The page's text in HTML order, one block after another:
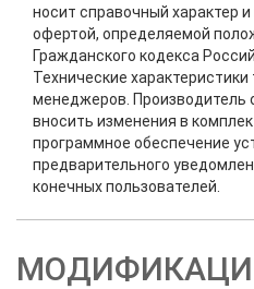
носит справочный характер
офертой, определяемой
Гражданского кодекса
Технические характеристики
менеджеров. Производитель
вносить изменения в
программное обеспечение
предварительного
конечных пользователей.